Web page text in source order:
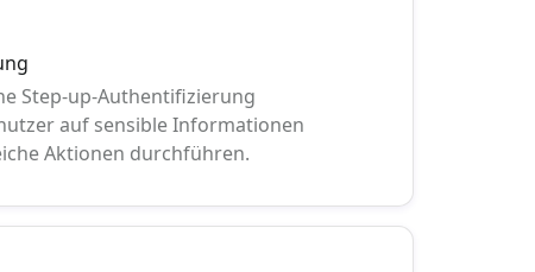
Step-up-Authentifizierung
auf sensible Informationen
Aktionen durchführen.